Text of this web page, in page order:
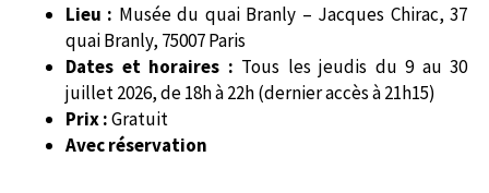
Lieu : Musée du quai Branly – Jacques Chirac, 37
quai Branly, 75007 Paris
Dates et horaires : Tous les jeudis du 9 au 30
juillet 2026, de 18h à 22h (dernier accès à 21h15)
Prix :Gratuit
Avec réservation